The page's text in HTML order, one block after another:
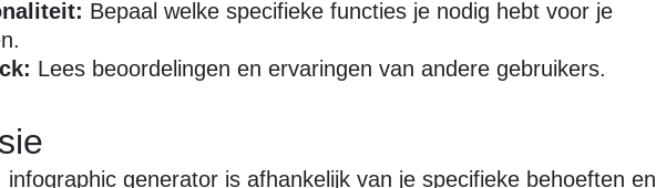
Bepaal welke specifieke functies je nodig hebt voor je
Lees beoordelingen en ervaringen van andere gebruikers.
infographic generator is afhankelijk van je specifieke behoeften en